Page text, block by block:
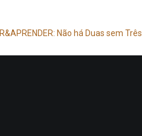
Não há Duas sem Três